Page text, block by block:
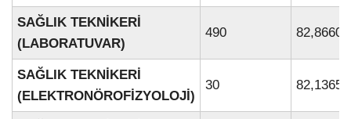
SAĞLIK TEKNİKERİ
(LABORATUVAR)
490 82,86601
SAĞLIK TEKNİKERİ
(ELEKTRONÖROFİZYOLOJİ)
30 82,13652